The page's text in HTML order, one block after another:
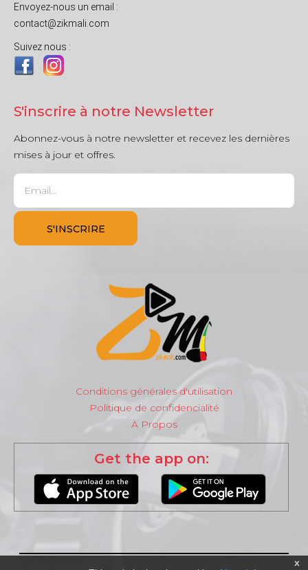
Envoyez-nous un email :
contact@zikmali.com
Suivez nous :
S'inscrire à notre Newsletter
Abonnez-vous à notre newsletter et recevez les dernières
mises à jour et offres.
Conditions générales d'utilisation
Politique de confidencialité
À Propos
Get the app on:
x